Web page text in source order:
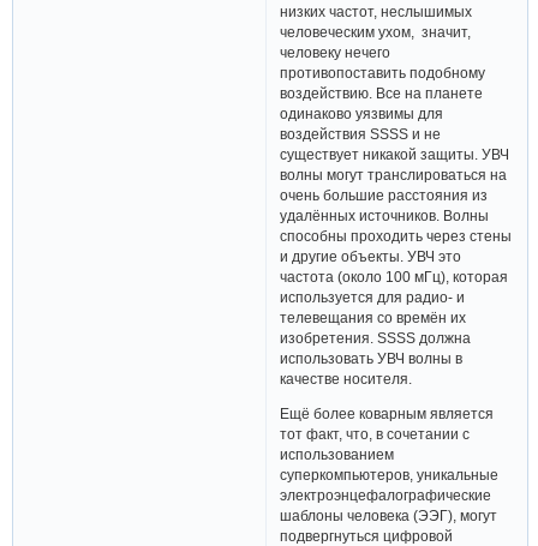
низких частот, неслышимых
человеческим ухом, значит,
человеку нечего
противопоставить подобному
воздействию. Все на планете
одинаково уязвимы для
воздействия SSSS и не
существует никакой защиты. УВЧ
волны могут транслироваться на
очень большие расстояния из
удалённых источников. Волны
способны проходить через стены
и другие объекты. УВЧ это
частота (около 100 мГц), которая
используется для радио- и
телевещания со времён их
изобретения. SSSS должна
использовать УВЧ волны в
качестве носителя.
Ещё более коварным является
тот факт, что, в сочетании с
использованием
суперкомпьютеров, уникальные
электроэнцефалографические
шаблоны человека (ЭЭГ), могут
подвергнуться цифровой